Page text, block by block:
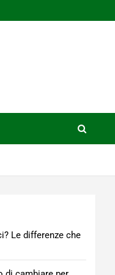
Le differenze che